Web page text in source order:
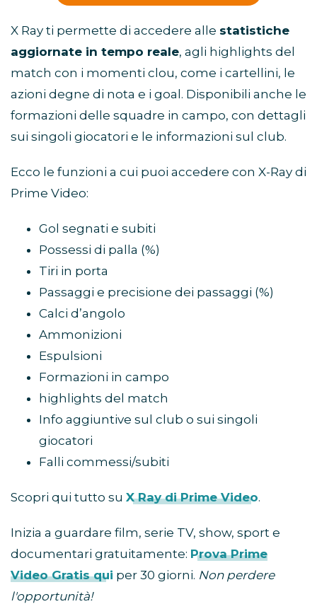
X Ray ti permette di accedere alle statistiche
aggiornate in tempo reale, agli highlights del
match con i momenti clou, come i cartellini, le
azioni degne di nota e i goal. Disponibili anche le
formazioni delle squadre in campo, con dettagli
sui singoli giocatori e le informazioni sul club.
Ecco le funzioni a cui puoi accedere con X-Ray di
Prime Video:
Gol segnati e subiti
Possessi di palla (%)
Tiri in porta
Passaggi e precisione dei passaggi (%)
Calci d’angolo
Ammonizioni
Espulsioni
Formazioni in campo
highlights del match
Info aggiuntive sul club o sui singoli
giocatori
Falli commessi/subiti
Scopri qui tutto su X Ray di Prime Video.
Inizia a guardare film, serie TV, show, sport e
documentari gratuitamente: Prova Prime
Video Gratis qui per 30 giorni. Non perdere
l'opportunità!